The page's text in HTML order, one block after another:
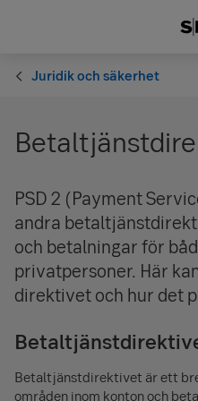
Juridik och säkerhet
PSD 2 (Payment
andra
och betalningar för
privatpersoner. Här
direktivet och hur det
Betaltjänstdirektivet är ett
områden inom konton och